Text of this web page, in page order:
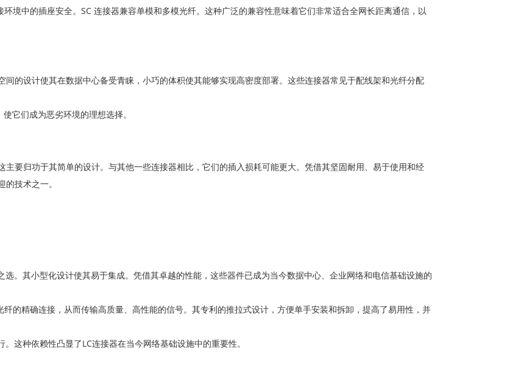
境中的插座安全。SC 连接器兼容单模和多模光纤。这种广泛的兼容性意味着它们非常适合全网长距离通信，以
的设计使其在数据中心备受青睐，小巧的体积使其能够实现高密度部署。这些连接器常见于配线架和光纤分配
它们成为恶劣环境的理想选择。
要归功于其简单的设计。与其他一些连接器相比，它们的插入损耗可能更大。凭借其坚固耐用、易于使用和经
技术之一。
。其小型化设计使其易于集成。凭借其卓越的性能，这些器件已成为当今数据中心、企业网络和电信基础设施的
的精确连接，从而传输高质量、高性能的信号。其专利的推拉式设计，方便单手安装和拆卸，提高了易用性，并
这种依赖性凸显了LC连接器在当今网络基础设施中的重要性。